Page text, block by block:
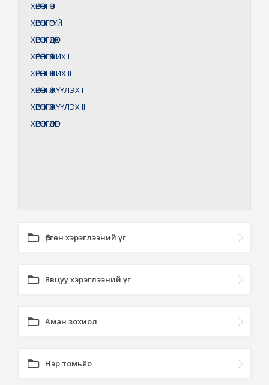
ХӨРӨНГӨII
ХӨРӨНГӨГҮЙ
ХӨРӨНГӨДӨХ
ХӨРӨНГӨЖИХI
ХӨРӨНГӨЖИХII
ХӨРӨНГӨЖҮҮЛЭХI
ХӨРӨНГӨЖҮҮЛЭХII
ХӨРӨНГӨЛӨГ
Өргөн хэрэглээний үг
Явцуу хэрэглээний үг
Аман зохиол
Нэр томьёо